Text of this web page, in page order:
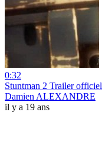
0:32
Stuntman 2 Trailer officiel
Damien ALEXANDRE
il y a 19 ans